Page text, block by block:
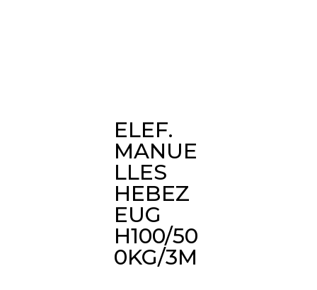
ELEF.
MANUE
LLES
HEBEZ
EUG
H100/50
0KG/3M